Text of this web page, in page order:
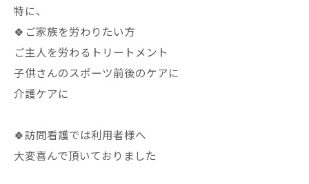
特に、
🍀ご家族を労わりたい方
ご主人を労わるトリートメント
子供さんのスポーツ前後のケアに
介護ケアに
🍀訪問看護では利用者様へ
大変喜んで頂いておりました